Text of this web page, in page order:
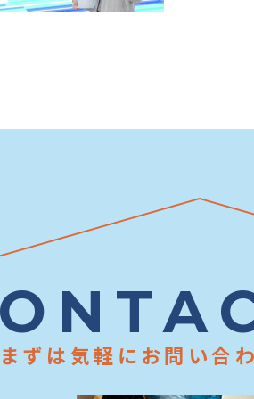
まずは気軽にお問い合